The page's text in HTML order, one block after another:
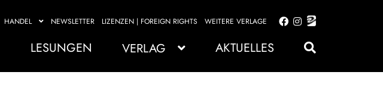
HANDEL NEWSLETTER LIZENZEN | FOREIGN RIGHTS WEITERE VERLAGE
Zur
springen
Zum
springen
LESUNGEN VERLAG AKTUELLES